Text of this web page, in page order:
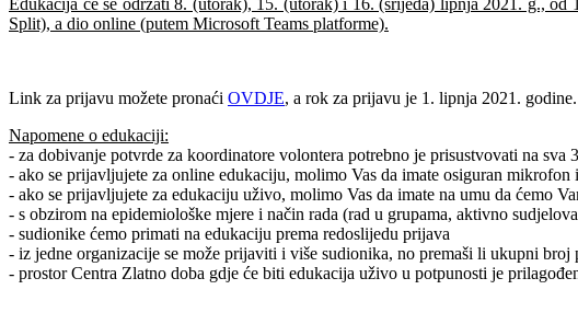
Split), a dio online (putem Microsoft Teams platforme).
Link za prijavu možete pronaći OVDJE, a rok za prijavu je 1. lipnja 2021. godine.
Napomene o edukaciji:
- za dobivanje potvrde za koordinatore volontera potrebno je prisustvovati na sva
- ako se prijavljujete za online edukaciju, molimo Vas da imate osiguran mikrofon
- ako se prijavljujete za edukaciju uživo, molimo Vas da imate na umu da ćemo
- s obzirom na epidemiološke mjere i način rada (rad u grupama, aktivno
- sudionike ćemo primati na edukaciju prema redoslijedu prijava
- iz jedne organizacije se može prijaviti i više sudionika, no premaši li ukupni
- prostor Centra Zlatno doba gdje će biti edukacija uživo u potpunosti je